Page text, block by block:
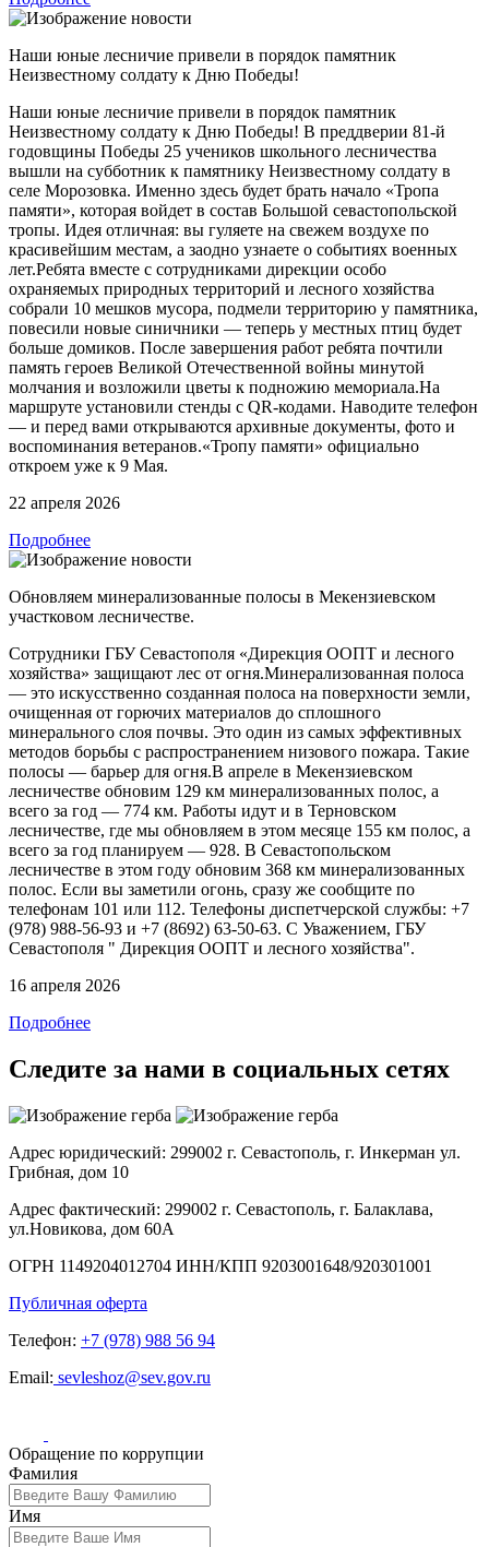
Наши юные лесничие привели в порядок памятник
Неизвестному солдату к Дню Победы!
Наши юные лесничие привели в порядок памятник
Неизвестному солдату к Дню Победы! В преддверии 81-й
годовщины Победы 25 учеников школьного лесничества
вышли на субботник к памятнику Неизвестному солдату в
селе Морозовка. Именно здесь будет брать начало «Тропа
памяти», которая войдет в состав Большой севастопольской
тропы. Идея отличная: вы гуляете на свежем воздухе по
красивейшим местам, а заодно узнаете о событиях военных
лет.Ребята вместе с сотрудниками дирекции особо
охраняемых природных территорий и лесного хозяйства
собрали 10 мешков мусора, подмели территорию у памятника,
повесили новые синичники — теперь у местных птиц будет
больше домиков. После завершения работ ребята почтили
память героев Великой Отечественной войны минутой
молчания и возложили цветы к подножию мемориала.На
маршруте установили стенды с QR-кодами. Наводите телефон
— и перед вами открываются архивные документы, фото и
воспоминания ветеранов.«Тропу памяти» официально
откроем уже к 9 Мая.
22 апреля 2026
Подробнее
Обновляем минерализованные полосы в Мекензиевском
участковом лесничестве.
Сотрудники ГБУ Севастополя «Дирекция ООПТ и лесного
хозяйства» защищают лес от огня.Минерализованная полоса
— это искусственно созданная полоса на поверхности земли,
очищенная от горючих материалов до сплошного
минерального слоя почвы. Это один из самых эффективных
методов борьбы с распространением низового пожара. Такие
полосы — барьер для огня.В апреле в Мекензиевском
лесничестве обновим 129 км минерализованных полос, а
всего за год — 774 км. Работы идут и в Терновском
лесничестве, где мы обновляем в этом месяце 155 км полос, а
всего за год планируем — 928. В Севастопольском
лесничестве в этом году обновим 368 км минерализованных
полос. Если вы заметили огонь, сразу же сообщите по
телефонам 101 или 112. Телефоны диспетчерской службы: +7
(978) 988-56-93 и +7 (8692) 63-50-63. С Уважением, ГБУ
Севастополя " Дирекция ООПТ и лесного хозяйства".
16 апреля 2026
Подробнее
Следите за нами в социальных сетях
Адрес юридический: 299002 г. Севастополь, г. Инкерман ул.
Грибная, дом 10
Адрес фактический: 299002 г. Севастополь, г. Балаклава,
ул.Новикова, дом 60А
ОГРН 1149204012704 ИНН/КПП 9203001648/920301001
Публичная оферта
Телефон: +7 (978) 988 56 94
Email: sevleshoz@sev.gov.ru
Обращение по коррупции
Leave
this
field
blank
Фамилия
Имя